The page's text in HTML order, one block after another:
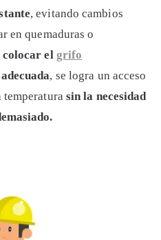
, evitando cambios
en quemaduras o
el grifo
, se logra un acceso
temperatura sin la necesidad